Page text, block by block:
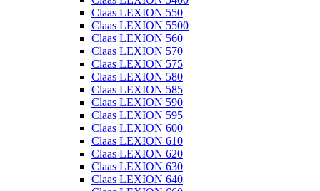
Claas LEXION 550
Claas LEXION 5500
Claas LEXION 560
Claas LEXION 570
Claas LEXION 575
Claas LEXION 580
Claas LEXION 585
Claas LEXION 590
Claas LEXION 595
Claas LEXION 600
Claas LEXION 610
Claas LEXION 620
Claas LEXION 630
Claas LEXION 640